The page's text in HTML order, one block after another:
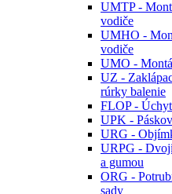
UMTP -
vodiče
UMHO -
vodiče
UMO -
UZ -
rúrky balenie
FLOP -
UPK -
URG -
URPG -
a gumou
ORG -
sady